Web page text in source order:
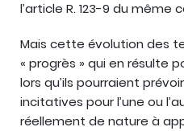
l’article R. 123-9 du même
Mais cette évolution des
« progrès » qui en résulte
lors qu’ils pourraient
incitatives pour l’une ou
réellement de nature à